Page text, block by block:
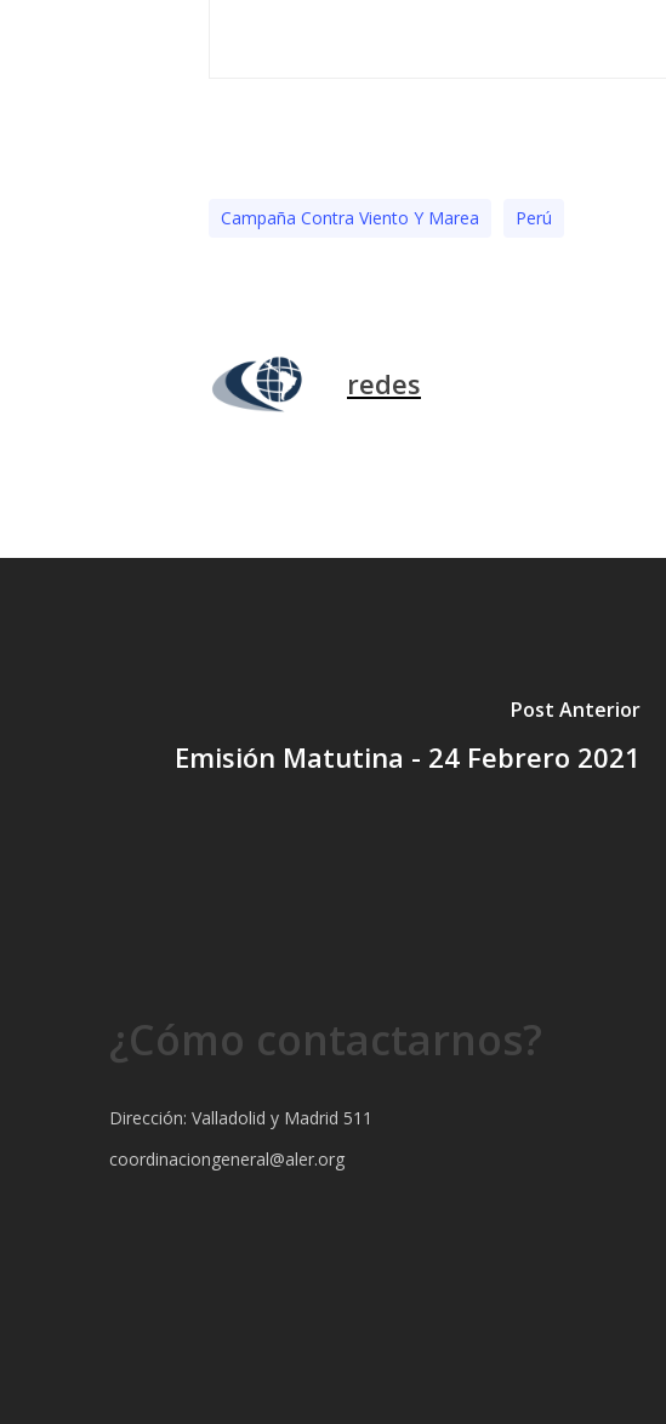
Campaña Contra Viento Y Marea Perú
redes
Post Anterior
Emisión Matutina - 24 Febrero 2021
¿Cómo contactarnos?
Dirección: Valladolid y Madrid 511
coordinaciongeneral@aler.org